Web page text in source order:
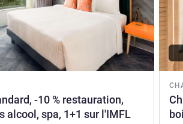
-10 % restauration,
alcool, spa, 1+1 sur l'IMFL